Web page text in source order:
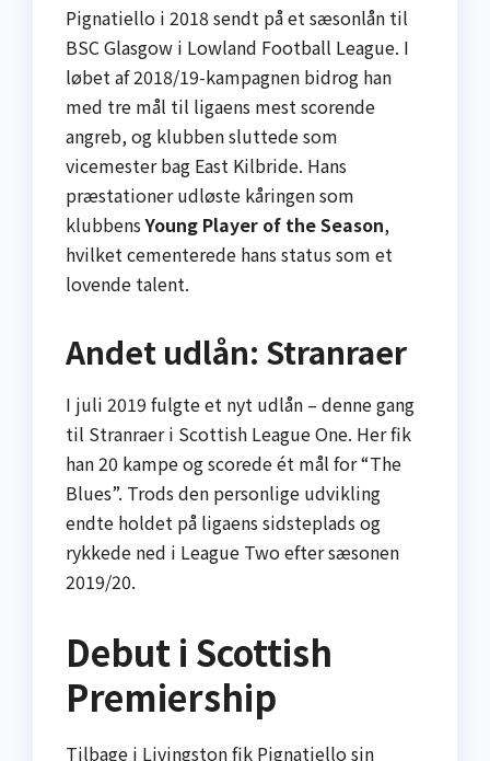
Pignatiello i 2018 sendt på et sæsonlån til
BSC Glasgow i Lowland Football League. I
løbet af 2018/19-kampagnen bidrog han
med tre mål til ligaens mest scorende
angreb, og klubben sluttede som
vicemester bag East Kilbride. Hans
præstationer udløste kåringen som
klubbensYoung Player of the Season,
hvilket cementerede hans status som et
lovende talent.
Andet udlån: Stranraer
I juli 2019 fulgte et nyt udlån – denne gang
til Stranraer i Scottish League One. Her fik
han 20 kampe og scorede ét mål for “The
Blues”. Trods den personlige udvikling
endte holdet på ligaens sidsteplads og
rykkede ned i League Two efter sæsonen
2019/20.
Debut i Scottish
Premiership
Tilbage i Livingston fik Pignatiello sin